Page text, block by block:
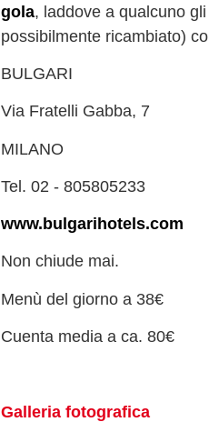
gola, laddove a qualcuno
possibilmente ricambiato)
BULGARI
Via Fratelli Gabba, 7
MILANO
Tel. 02 - 805805233
www.bulgarihotels.com
Non chiude mai.
Menù del giorno a 38€
Cuenta media a ca. 80€
Galleria fotografica